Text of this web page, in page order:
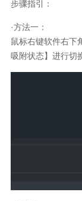
步骤指引：
·方法一：
鼠标右键软件右下
吸附状态】进行切